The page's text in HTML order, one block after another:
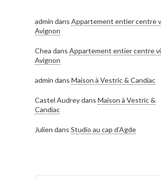
admin dans Appartement entier centre
Avignon
Chea dans Appartement entier centre
Avignon
admin dans Maison à Vestric & Candiac
Castel Audreydans Maison à Vestric &
Candiac
Julien dans Studio au cap d’Agde